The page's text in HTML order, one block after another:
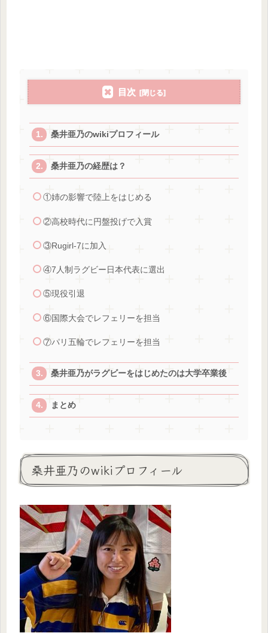
目次
桑井亜乃のwikiプロフィール
桑井亜乃の経歴は？
①姉の影響で陸上をはじめる
②高校時代に円盤投げで入賞
③Rugirl-7に加入
④7人制ラグビー日本代表に選出
⑤現役引退
⑥国際大会でレフェリーを担当
⑦パリ五輪でレフェリーを担当
桑井亜乃がラグビーをはじめたのは大学卒業後
まとめ
桑井亜乃のwikiプロフィール